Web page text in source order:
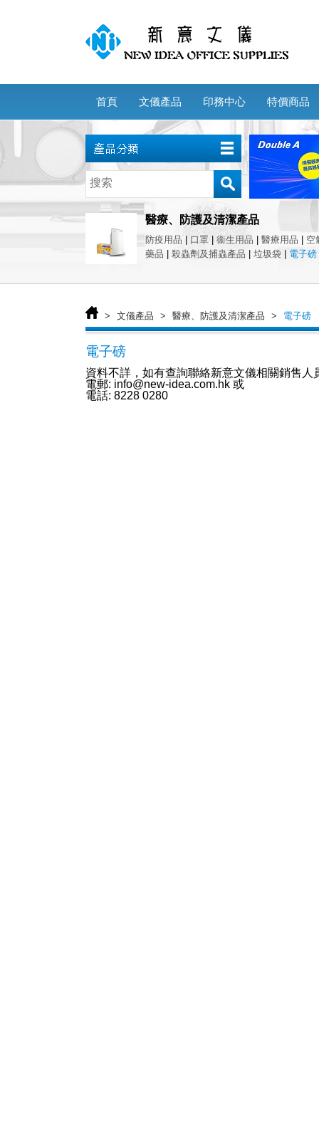
首頁 文儀產品 印務中心 特價商品
醫療、防護及清潔產品
防疫用品 口罩 衞生用品 醫療用品
空
藥品
殺蟲劑及捕蟲產品 垃圾袋 電子磅
> 文儀產品 > 醫療、防護及清潔產品 > 電子磅
電子磅
資料不詳，如有查詢聯絡新意文儀相關銷售人
電郵: info@new-idea.com.hk 或
電話: 8228 0280